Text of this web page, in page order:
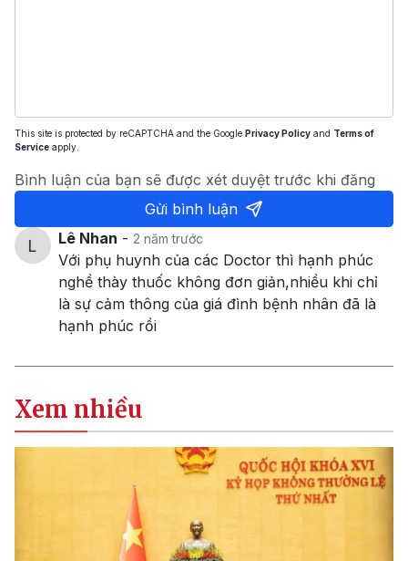
This site is protected by reCAPTCHA and the Google Privacy Policy and Terms of
Service apply.
Bình luận của bạn sẽ được xét duyệt trước khi đăng
Gửi bình luận
Lê Nhan - 2 năm trước
Với phụ huynh của các Doctor thì hạnh phúc
nghề thày thuốc không đơn giản,nhiều khi chỉ
là sự cảm thông của giá đình bệnh nhân đã là
hạnh phúc rồi
Xem nhiều